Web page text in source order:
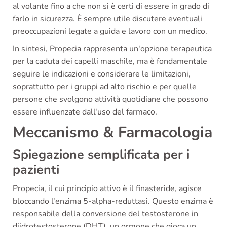
al volante fino a che non si è certi di essere in grado di
farlo in sicurezza. È sempre utile discutere eventuali
preoccupazioni legate a guida e lavoro con un medico.
In sintesi, Propecia rappresenta un'opzione terapeutica
per la caduta dei capelli maschile, ma è fondamentale
seguire le indicazioni e considerare le limitazioni,
soprattutto per i gruppi ad alto rischio e per quelle
persone che svolgono attività quotidiane che possono
essere influenzate dall'uso del farmaco.
Meccanismo & Farmacologia
Spiegazione semplificata per i
pazienti
Propecia, il cui principio attivo è il finasteride, agisce
bloccando l'enzima 5-alpha-reduttasi. Questo enzima è
responsabile della conversione del testosterone in